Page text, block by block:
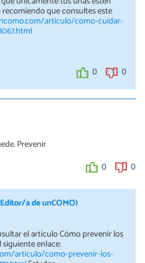
que consultes este
articulo/como-cuidar-
0 0
Prevenir
0 0
a de unCOMO)
el artículo Cómo prevenir los
enlace:
articulo/como-prevenir-los-